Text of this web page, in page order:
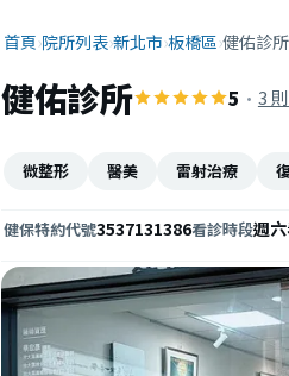
首頁›院所列表›新北市›板橋區›健佑診所
健佑診所 5 · 3
微整形 醫美 雷射治療
健保特約代號3537131386看診時段週